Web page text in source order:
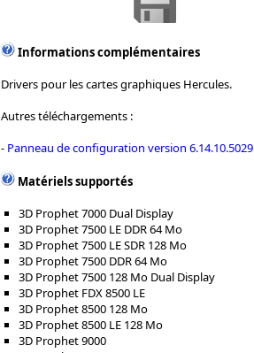
Informations complémentaires
Drivers pour les cartes graphiques Hercules.
Autres téléchargements :
- Panneau de configuration version 6.14.10.5029
Matériels supportés
3D Prophet 7000 Dual Display
3D Prophet 7500 LE DDR 64 Mo
3D Prophet 7500 LE SDR 128 Mo
3D Prophet 7500 DDR 64 Mo
3D Prophet 7500 128 Mo Dual Display
3D Prophet FDX 8500 LE
3D Prophet 8500 128 Mo
3D Prophet 8500 LE 128 Mo
3D Prophet 9000